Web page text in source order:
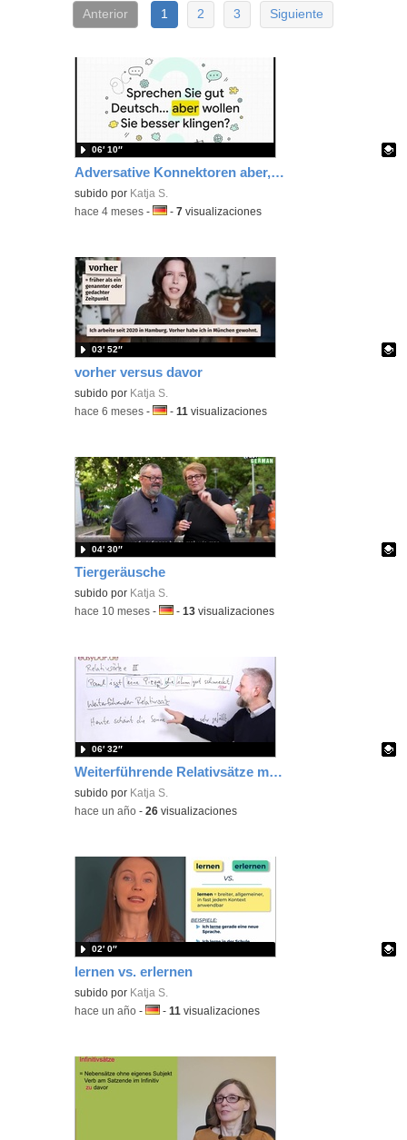
Anterior 1 2 3 Siguiente
Adversative Konnektoren aber, sondern, während, im Gegensatz zu
Contenido educativo.
subido por Katja S.
06′ 10″
-hace 4 meses -Idioma:
-7 visualizaciones
vorher versus davor
Contenido educativo.
subido por Katja S.
03′ 52″
-hace 6 meses -Idioma:
-11 visualizaciones
Tiergeräusche
Contenido educativo.
subido por Katja S.
04′ 30″
-hace 10 meses -Idioma:
-13 visualizaciones
Weiterführende Relativsätze mit was oder wo(r)-
Contenido educativo.
subido por Katja S.
06′ 32″
-hace un año -26 visualizaciones
lernen vs. erlernen
Contenido educativo.
subido por Katja S.
02′ 0″
-hace un año -Idioma:
-11 visualizaciones